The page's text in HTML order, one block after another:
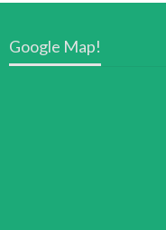
Google Map!